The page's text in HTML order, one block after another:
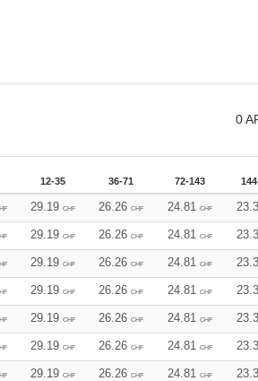
0
12-35 36-71 72-143
29.19CHF 26.26CHF 24.81 CHF
29.19CHF 26.26CHF 24.81 CHF
29.19CHF 26.26CHF 24.81 CHF
29.19CHF 26.26CHF 24.81 CHF
29.19CHF 26.26CHF 24.81 CHF
29.19CHF 26.26CHF 24.81 CHF
29.19CHF 26.26CHF 24.81 CHF